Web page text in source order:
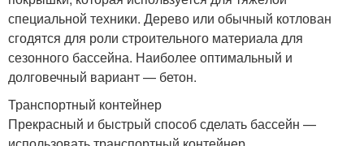
специальной техники. Дерево или обычный котлован
сгодятся для роли строительного материала для
сезонного бассейна. Наиболее оптимальный и
долговечный вариант — бетон.
Транспортный контейнер
Прекрасный и быстрый способ сделать бассейн —